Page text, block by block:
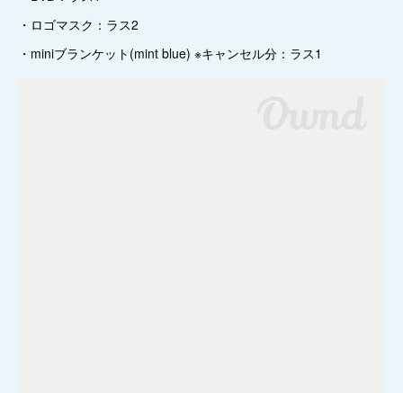
・ロゴマスク：ラス2
・miniブランケット(mint blue) ※キャンセル分：ラス1